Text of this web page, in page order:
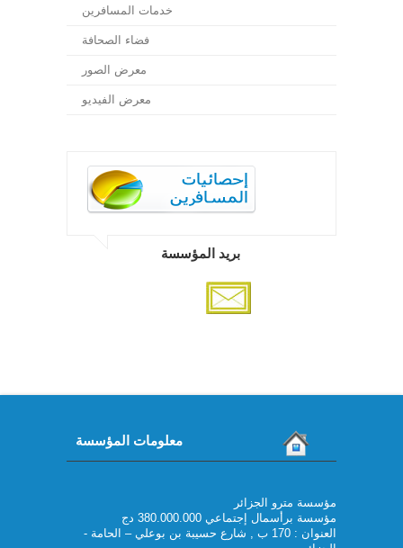
خدمات المسافرين
فضاء الصحافة
معرض الصور
معرض الفيديو
بريد المؤسسة
معلومات المؤسسة
مؤسسة مترو الجزائر
مؤسسة برأسمال إجتماعي 380.000.000 دج
العنوان : 170 ب , شارع حسيبة بن بوعلي – الحامة -